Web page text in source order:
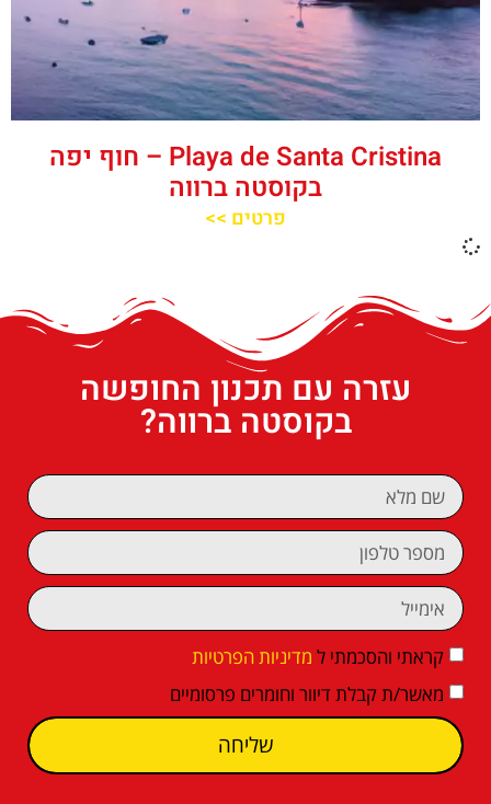
Playa de Santa Cristina – חוף יפה
בקוסטה ברווה
פרטים >>
עזרה עם תכנון החופשה
בקוסטה ברווה?
קראתי והסכמתי ל מדיניות הפרטיות
מאשר/ת קבלת דיוור וחומרים פרסומיים
שליחה